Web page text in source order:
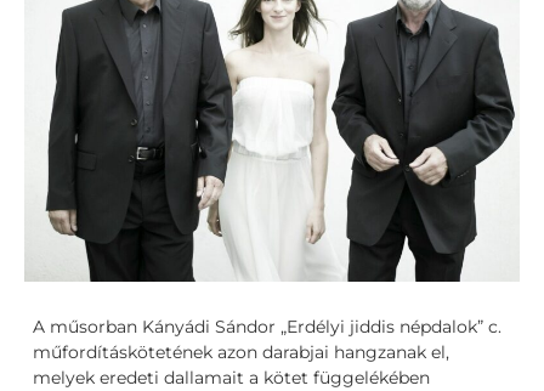
A műsorban Kányádi Sándor „Erdélyi jiddis népdalok” c.
műfordításkötetének azon darabjai hangzanak el,
melyek eredeti dallamait a kötet függelékében